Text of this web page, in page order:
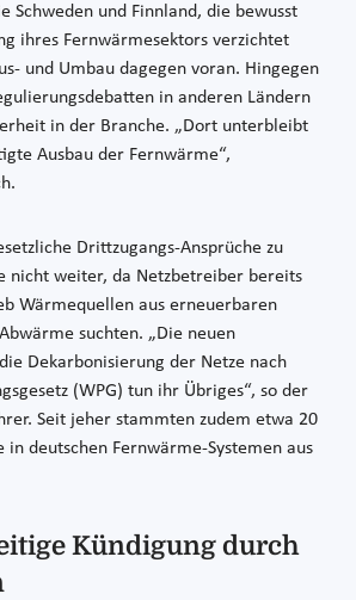
Schweden und Finnland, die bewusst
ihres Fernwärmesektors verzichtet
und Umbau dagegen voran. Hingegen
in anderen Ländern
in der Branche. „Dort unterbleibt
Ausbau der Fernwärme“,
Drittzugangs-Ansprüche zu
nicht weiter, da Netzbetreiber bereits
Wärmequellen aus erneuerbaren
suchten. „Die neuen
Dekarbonisierung der Netze nach
(WPG) tun ihr Übriges“, so der
Seit jeher stammten zudem etwa 20
in deutschen Fernwärme-Systemen aus
Kündigung durch